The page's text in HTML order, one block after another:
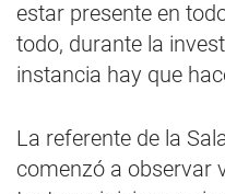
estar presente en
todo, durante la
instancia hay que
La referente de la
comenzó a observar